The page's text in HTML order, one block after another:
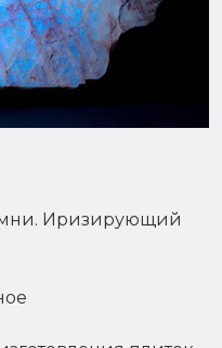
Иризирующий